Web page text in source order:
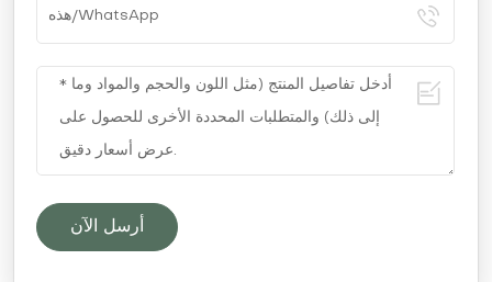
أرسل الآن